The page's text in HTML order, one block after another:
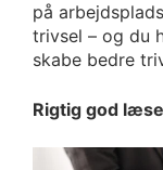
på
trivsel – og du
skabe bedre
Rigtig god